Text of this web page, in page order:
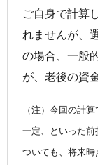
ご自身で計算
れませんが、
の場合、一般
が、老後の資
（注）今回の計
一定、といった
ついても、将来